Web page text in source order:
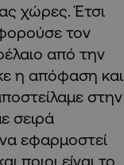
χώρες. Έτσι
τον
από την
η απόφαση και
στην
σειρά
εφαρμοστεί
ποιοι είναι το